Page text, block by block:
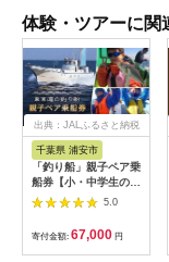
体験・ツアーに関
出典：JALふるさと納税
千葉県 浦安市
「釣り船」親子ペア乗
船券【小・中学生のお
子様】
5.0
寄付金額: 67,000 円